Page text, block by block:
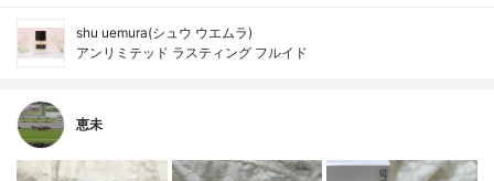
shu uemura(シュウ ウエムラ)
アンリミテッド ラスティング フルイド
恵未